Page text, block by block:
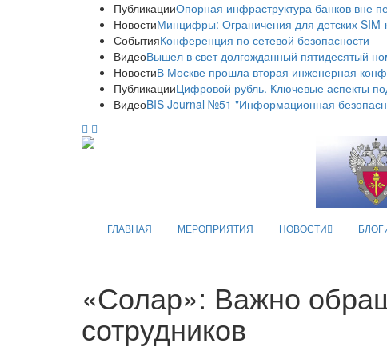
ПубликацииОпорная инфраструктура банков вне
НовостиМинцифры: Ограничения для детских
СобытияКонференция по сетевой безопасности
ВидеоВышел в свет долгожданный пятидесятый
НовостиВ Москве прошла вторая инженерная
ПубликацииЦифровой рубль. Ключевые аспекты
ВидеоBIS Journal №51 "Информационная
ГЛАВНАЯ МЕРОПРИЯТИЯ НОВОСТИ
«Солар»: Важно
сотрудников